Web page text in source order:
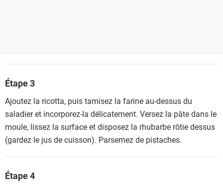
Étape 3
Ajoutez la ricotta, puis tamisez la farine au-dessus du
saladier et incorporez-la délicatement. Versez la pâte dans le
moule, lissez la surface et disposez la rhubarbe rôtie dessus
(gardez le jus de cuisson). Parsemez de pistaches.
Étape 4